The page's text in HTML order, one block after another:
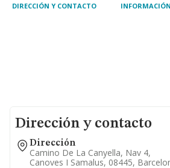
DIRECCIÓN Y CONTACTO
Dirección y contacto
Dirección
Camino De La Canyella, Nav 4,
Canoves I Samalus, 08445,